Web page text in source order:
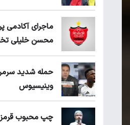
ماجرای آکادمی
محسن خلیلی
حمله شدید
وینیسیوس
چپ محبوب